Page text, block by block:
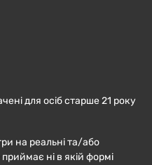
для осіб старше 21 року
на реальні та/або
ні в якій формі